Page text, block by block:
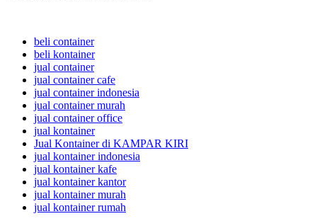
beli container
beli kontainer
jual container
jual container cafe
jual container indonesia
jual container murah
jual container office
jual kontainer
Jual Kontainer di KAMPAR KIRI
jual kontainer indonesia
jual kontainer kafe
jual kontainer kantor
jual kontainer murah
jual kontainer rumah